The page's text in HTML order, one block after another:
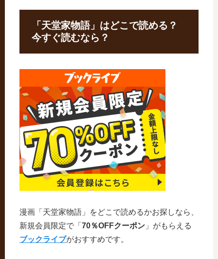
「天堂家物語」はどこで読める？
今すぐ読むなら？
漫画「天堂家物語」をどこで読めるかお探しなら、
新規会員限定で「 70％OFFクーポン 」がもらえる
ブックライブがおすすめです。